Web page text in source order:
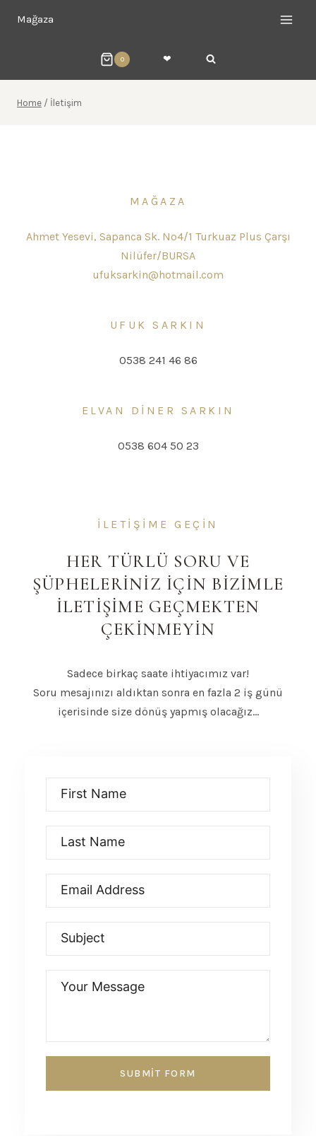
Mağaza
0 ❤︎
Home / İletişim
MAĞAZA
Ahmet Yesevi, Sapanca Sk. No4/1 Turkuaz Plus Çarşı
Nilüfer/BURSA
ufuksarkin@hotmail.com
UFUK SARKIN
0538 241 46 86
ELVAN DİNER SARKIN
0538 604 50 23
İLETİŞİME GEÇİN
HER TÜRLÜ SORU VE
ŞÜPHELERİNİZ İÇİN BİZİMLE
İLETİŞİME GEÇMEKTEN
ÇEKİNMEYİN
Sadece birkaç saate ihtiyacımız var!
Soru mesajınızı aldıktan sonra en fazla 2 iş günü
içerisinde size dönüş yapmış olacağız…
SUBMIT FORM